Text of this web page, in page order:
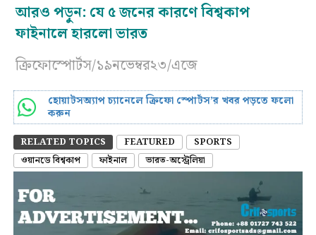
আরও পড়ুন: যে ৫ জনের কারণে বিশ্বকাপ
ফাইনালে হারলো ভারত
ক্রিফোস্পোর্টস/১৯নভেম্বর২৩/এজে
হোয়াটসঅ্যাপ চ্যানেলে ক্রিফো স্পোর্টস’র খবর পড়তে ফলো
করুন
RELATED TOPICS FEATURED
SPORTS
ওয়ানডে বিশ্বকাপ
ফাইনাল ভারত-অস্ট্রেলিয়া